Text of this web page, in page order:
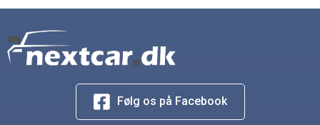
Følg os på Facebook